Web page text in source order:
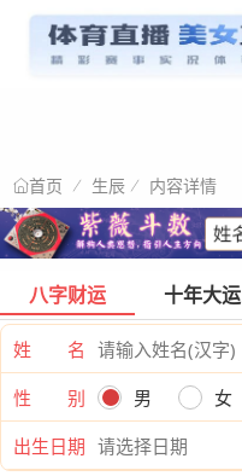
首页 生辰 内容详情
八字财运 十年大运
姓 名
性 别
男
女
出生日期